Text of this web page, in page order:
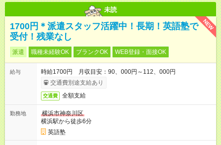
未読
NEW
1700円＊派遣スタッフ活躍中！長期！英語塾で
受付！残業なし
派遣 職種未経験OK ブランクOK WEB登録・面接OK
給与
時給1700円 月収目安：90、000円～112、000円
交通費別途支給あり
交通費 全額支給
勤務地
横浜市神奈川区
横浜駅から徒歩6分
英語塾